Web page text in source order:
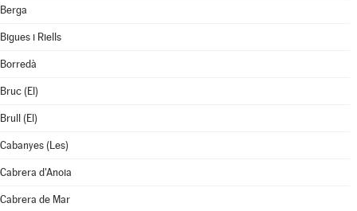
Berga
Bigues i Riells
Borredà
Bruc (El)
Brull (El)
Cabanyes (Les)
Cabrera d'Anoia
Cabrera de Mar